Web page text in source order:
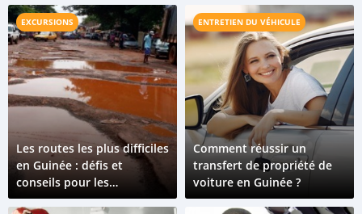
EXCURSIONS
Les routes les plus difficiles
en Guinée : défis et
conseils pour les
aventuriers routiers
ENTRETIEN DU VÉHICULE
Comment réussir un
transfert de propriété de
voiture en Guinée ?